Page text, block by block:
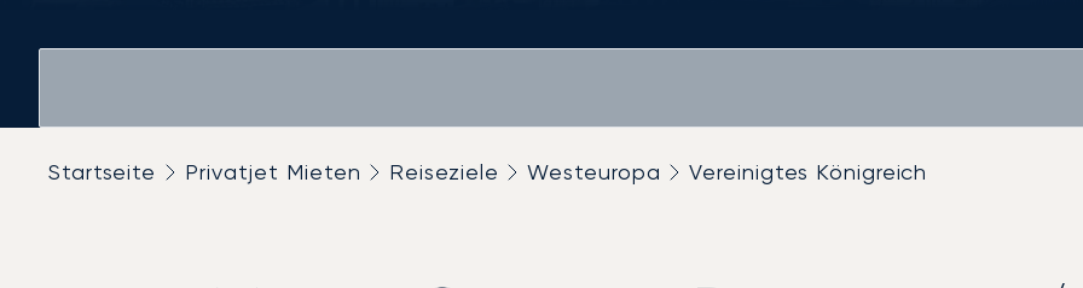
Startseite Privatjet Mieten Reiseziele Westeuropa Vereinigtes Königreich